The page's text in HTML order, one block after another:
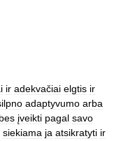
ir adekvačiai elgtis ir
adaptyvumo arba
įveikti pagal savo
siekiama ja atsikratyti ir